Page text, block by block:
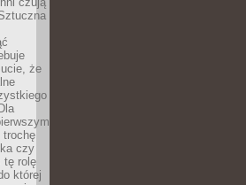
że
trochę
czy
tę rolę
której